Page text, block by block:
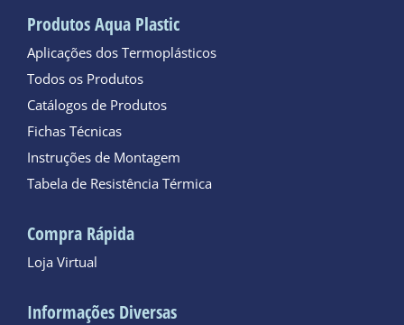
Produtos Aqua Plastic
Aplicações dos Termoplásticos
Todos os Produtos
Catálogos de Produtos
Fichas Técnicas
Instruções de Montagem
Tabela de Resistência Térmica
Compra Rápida
Loja Virtual
Informações Diversas